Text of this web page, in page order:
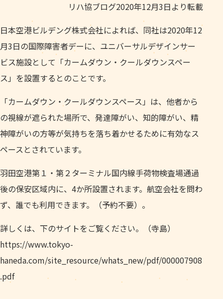
リハ協ブログ2020年12月3日より転載
日本空港ビルデング株式会社によれば、同社は2020年12
月3日の国際障害者デーに、ユニバーサルデザインサー
ビス施設として「カームダウン・クールダウンスペー
ス」を設置するとのことです。
「カームダウン・クールダウンスペース」は、他者から
の視線が遮られた場所で、発達障がい、知的障がい、精
神障がいの方等が気持ちを落ち着かせるために有効なス
ペースとされています。
羽田空港第１・第２ターミナル国内線手荷物検査場通過
後の保安区域内に、4か所設置されます。航空会社を問わ
ず、誰でも利用できます。（予約不要）。
詳しくは、下のサイトをご覧ください。（寺島）
https://www.tokyo-
haneda.com/site_resource/whats_new/pdf/000007908
.pdf